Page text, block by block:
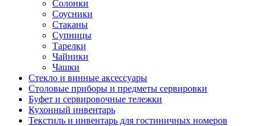
Солонки
Соусники
Стаканы
Супницы
Тарелки
Чайники
Чашки
Стекло и винные аксессуары
Столовые приборы и предметы сервировки
Буфет и сервировочные тележки
Кухонный инвентарь
Текстиль и инвентарь для гостиничных номеров